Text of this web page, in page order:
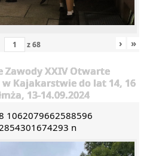
z68 › »
Zawody XXIV Otwarte
w Kajakarstwie do lat 14, 16
13-14.09.2024
1062079662588596
n